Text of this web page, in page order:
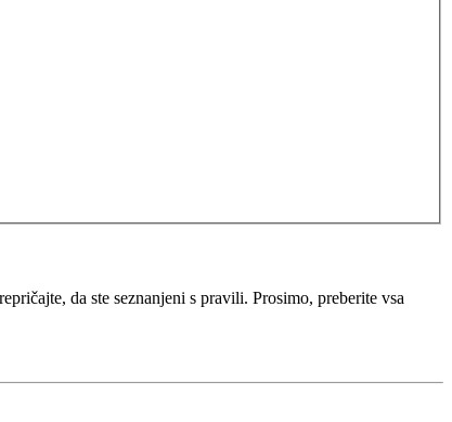
da ste seznanjeni s pravili. Prosimo, preberite vsa